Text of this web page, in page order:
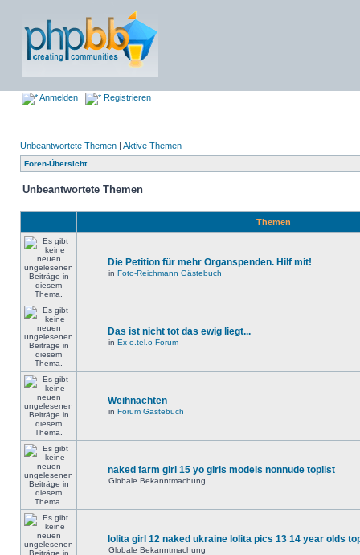
Anmelden Registrieren
Unbeantwortete Themen | Aktive Themen
Foren-Übersicht
Unbeantwortete Themen
Themen
Die Petition für mehr Organspenden. Hilf mit!
in Foto-Reichmann Gästebuch
Das ist nicht tot das ewig liegt...
in Ex-o.tel.o Forum
Weihnachten
in Forum Gästebuch
naked farm girl 15 yo girls models nonnude toplist
Globale Bekanntmachung
lolita girl 12 naked ukraine lolita pics 13 14 year olds
Globale Bekanntmachung